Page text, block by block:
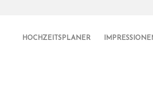
HOCHZEITSPLANER